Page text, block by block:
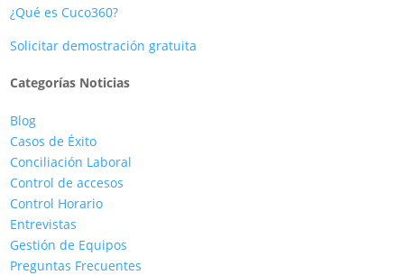
¿Qué es Cuco360?
Solicitar demostración gratuita
Categorías Noticias
Blog
Casos de Éxito
Conciliación Laboral
Control de accesos
Control Horario
Entrevistas
Gestión de Equipos
Preguntas Frecuentes